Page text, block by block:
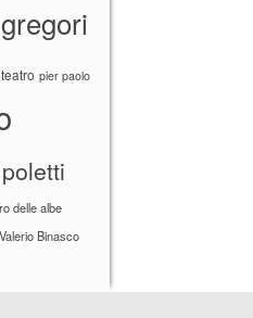
pier paolo
delle albe
Valerio Binasco